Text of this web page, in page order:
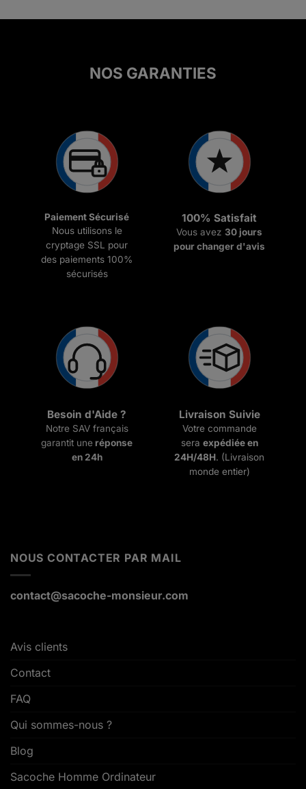
NOS GARANTIES
Paiement Sécurisé
Nous utilisons le
cryptage SSL pour
des paiements 100%
sécurisés
100% Satisfait
Vous avez 30 jours
pour changer d'avis
Besoin d'Aide ?
Notre SAV français
garantit une réponse
en 24h
Livraison Suivie
Votre commande
sera expédiée en
24H/48H. (Livraison
monde entier)
NOUS CONTACTER PAR MAIL
contact@sacoche-monsieur.com
Avis clients
Contact
FAQ
Qui sommes-nous ?
Blog
Sacoche Homme Ordinateur